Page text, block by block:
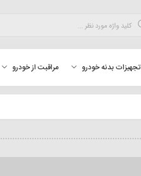
تجهیزات بدنه خودرو مراقبت از خودرو